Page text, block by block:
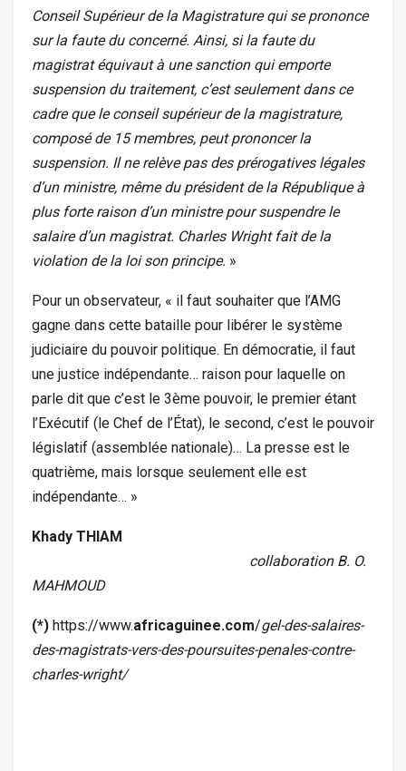
Conseil Supérieur de la Magistrature qui se prononce
sur la faute du concerné. Ainsi, si la faute du
magistrat équivaut à une sanction qui emporte
suspension du traitement, c’est seulement dans ce
cadre que le conseil supérieur de la magistrature,
composé de 15 membres, peut prononcer la
suspension. Il ne relève pas des prérogatives légales
d’un ministre, même du président de la République à
plus forte raison d’un ministre pour suspendre le
salaire d’un magistrat. Charles Wright fait de la
violation de la loi son principe. »
Pour un observateur, « il faut souhaiter que l’AMG
gagne dans cette bataille pour libérer le système
judiciaire du pouvoir politique. En démocratie, il faut
une justice indépendante… raison pour laquelle on
parle dit que c’est le 3ème pouvoir, le premier étant
l’Exécutif (le Chef de l’État), le second, c’est le pouvoir
législatif (assemblée nationale)… La presse est le
quatrième, mais lorsque seulement elle est
indépendante… »
Khady THIAM
collaboration B. O.
MAHMOUD
(*) https://www.africaguinee.com/gel-des-salaires-
des-magistrats-vers-des-poursuites-penales-contre-
charles-wright/